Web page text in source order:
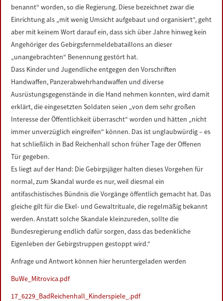
benannt“ worden, so die Regierung. Diese bezeichnet zwar die
Einrichtung als „mit wenig Umsicht aufgebaut und organisiert“, geht
aber mit keinem Wort darauf ein, dass sich über Jahre hinweg kein
Angehöriger des Gebirgsfernmeldebataillons an dieser
„unangebrachten“ Benennung gestört hat.
Dass Kinder und Jugendliche entgegen den Vorschriften
Handwaffen, Panzerabwehrhandwaffen und diverse
Ausrüstungsgegenstände in die Hand nehmen konnten, wird damit
erklärt, die eingesetzten Soldaten seien „von dem sehr großen
Interesse der Öffentlichkeit überrascht“ worden und hätten „nicht
immer unverzüglich eingreifen“ können. Das ist unglaubwürdig – es
hat schließlich in Bad Reichenhall schon früher Tage der Offenen
Tür gegeben.
Es liegt auf der Hand: Die Gebirgsjäger halten dieses Vorgehen für
normal, zum Skandal wurde es nur, weil diesmal ein
antifaschistisches Bündnis die Vorgänge öffentlich gemacht hat. Das
gleiche gilt für die Ekel- und Gewaltrituale, die regelmäßig bekannt
werden. Anstatt solche Skandale kleinzureden, sollte die
Bundesregierung endlich dafür sorgen, dass das bedenkliche
Eigenleben der Gebirgstruppen gestoppt wird.“
Anfrage und Antwort können hier heruntergeladen werden
BuWe_Mitrovica.pdf
17_6229_BadReichenhall_Kinderspiele_.pdf